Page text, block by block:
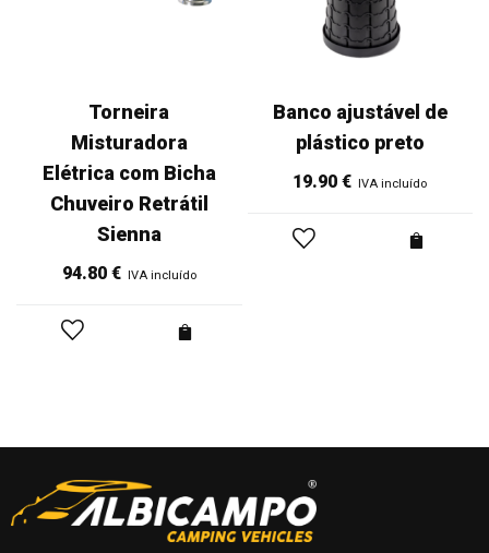
Torneira
Misturadora
Elétrica com Bicha
Chuveiro Retrátil
Sienna
94.80 € IVA incluído
Banco ajustável de
plástico preto
19.90€ IVA incluído